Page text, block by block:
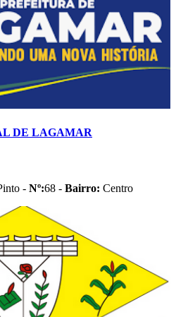
DE LAGAMAR
- Nº:68 - Bairro: Centro